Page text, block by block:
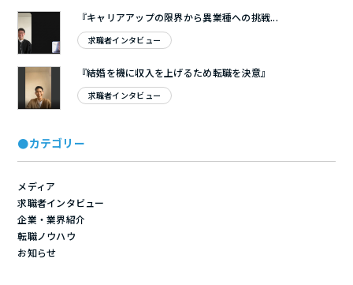
『キャリアアップの限界から異業種への挑戦...
求職者インタビュー
『結婚を機に収入を上げるため転職を決意』
求職者インタビュー
●カテゴリー
メディア
求職者インタビュー
企業・業界紹介
転職ノウハウ
お知らせ